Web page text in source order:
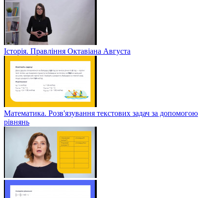
Історія. Правління Октавіана Августа
Математика. Розв'язування текстових задач за допомогою
рівнянь